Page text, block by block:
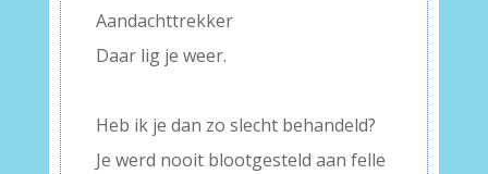
Aandachttrekker
Daar lig je weer.
Heb ik je dan zo slecht behandeld?
Je werd nooit blootgesteld aan felle